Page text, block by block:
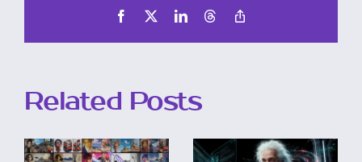
Facebook LinkedInThreads
Related Posts